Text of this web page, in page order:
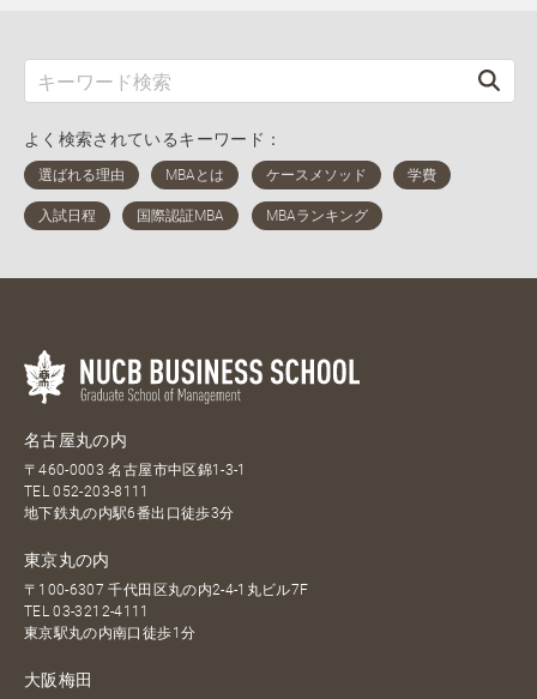
よく検索されているキーワード：
名古屋丸の内
〒460-0003 名古屋市中区錦1-3-1
TEL052-203-8111
地下鉄丸の内駅6番出口徒歩3分
東京丸の内
〒100-6307 千代田区丸の内2-4-1丸ビル7F
TEL03-3212-4111
東京駅丸の内南口徒歩1分
大阪梅田